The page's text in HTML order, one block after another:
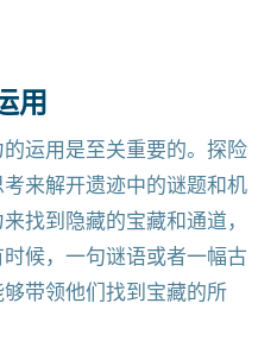
用
运用是至关重要的。探险
来解开遗迹中的谜题和机
找到隐藏的宝藏和通道，
候，一句谜语或者一幅古
带领他们找到宝藏的所